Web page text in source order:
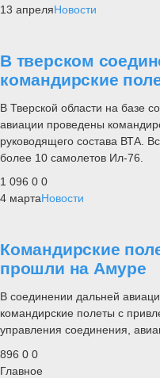
13 апреляНовости
В тверском
командирские
В Тверской области на базе
авиации проведены
руководящего состава ВТА.
более 10 самолетов Ил-76.
1 096 0 0
4 мартаНовости
Командирские
прошли на Амуре
В соединении дальней
командирские полеты с
управления соединения,
896 0 0
Главное